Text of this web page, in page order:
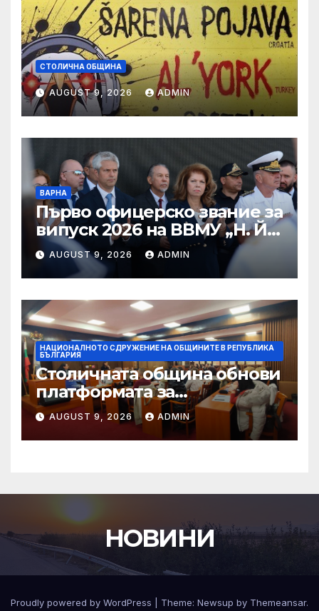
СТОЛИЧНА ОБЩИНА
AUGUST 9, 2026 ADMIN
ВАРНА
Първо офицерско звание за
випуск 2026 на ВВМУ „Н. Й.
Вапцаров“
AUGUST 9, 2026 ADMIN
НАЦИОНАЛНОТО СДРУЖЕНИЕ НА ОБЩИНИТЕ В РЕПУБЛИКА
БЪЛГАРИЯ
Столичната община обнови
платформата за
граждански сигнали Call
Sofia
AUGUST 9, 2026 ADMIN
НОВИНИ
Proudly powered by WordPress Theme: Newsup by Themeansar.